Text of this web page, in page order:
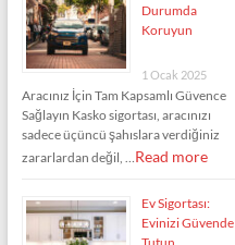
Durumda
Koruyun
1 Ocak 2025
Aracınız İçin Tam Kapsamlı Güvence
Sağlayın Kasko sigortası, aracınızı
sadece üçüncü şahıslara verdiğiniz
zararlardan değil, … Read more
Ev Sigortası:
Evinizi Güvende